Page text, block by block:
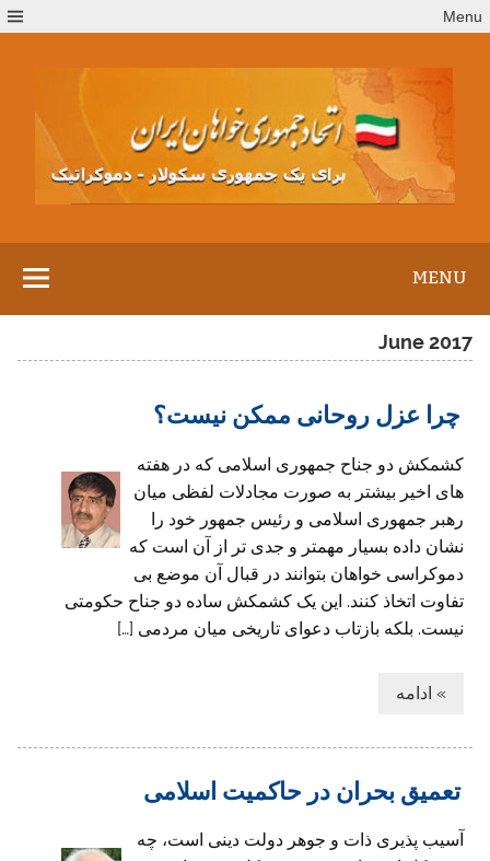
to
Menu
MENU
June 2017
چرا عزل روحانی ممکن نیست؟
کشمکش دو جناح جمهوری اسلامی که در هفته
های اخیر بیشتر به صورت مجادلات لفظی میان
رهبر جمهوری اسلامی و رئیس جمهور خود را
نشان داده بسیار مهمتر و جدی تر از آن است که
دموکراسی خواهان بتوانند در قبال آن موضع بی
تفاوت اتخاذ کنند. این یک کشمکش ساده دو جناح حکومتی
نیست. بلکه بازتاب دعوای تاریخی میان مردمی […]
» ادامه
تعمیق بحران در حاکمیت اسلامی
آسیب پذیری ذات و جوهر دولت دینی است، چه